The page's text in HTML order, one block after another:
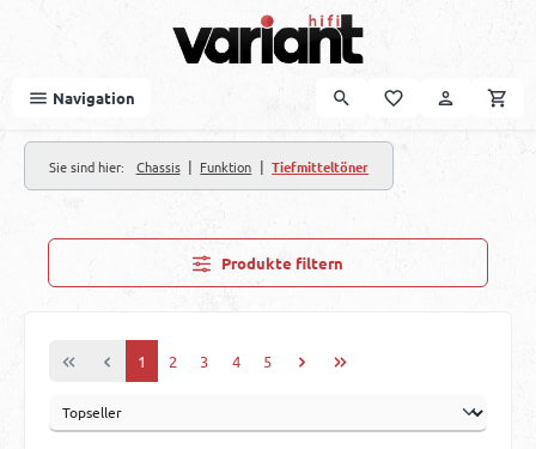
Navigation
Sie sind hier: Chassis | Funktion | Tiefmitteltöner
Produkte filtern
Seite
1 Seite
2 Seite
3 Seite
4 Seite
5